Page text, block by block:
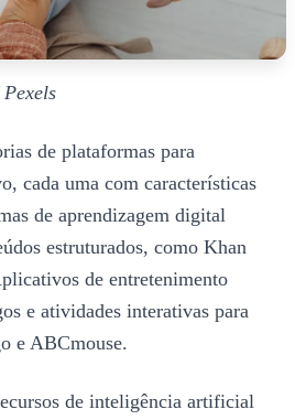
de plataformas para
cada uma com características
de aprendizagem digital
estruturados, como Khan
de entretenimento
e atividades interativas para
e ABCmouse.
de inteligência artificial